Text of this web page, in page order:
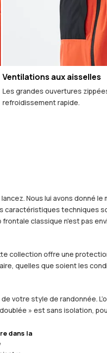
Ventilations aux aisselles
Les grandes ouvertures
refroidissement rapide.
Nous lui avons donné
caractéristiques techniques
classique n'est pas
collection offre une
quelles que soient les
votre style de randonnée.
» est sans isolation,
dans la